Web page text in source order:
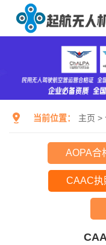
当前位置： 主页 >
AOPA合
CAAC执